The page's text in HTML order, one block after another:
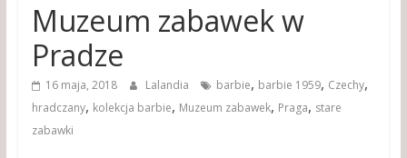
Muzeum zabawek w
Pradze
16 maja, 2018 Lalandia barbie, barbie 1959, Czechy,
hradczany, kolekcja barbie, Muzeum zabawek, Praga, stare
zabawki